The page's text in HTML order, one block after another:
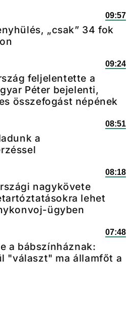
09:57
„csak” 34 fok
09:24
feljelentette a
Péter bejelenti,
összefogást népének
08:51
a
08:18
nagykövete
lehet
ügyben
07:48
a bábszínháznak:
"választ" ma államfőt a